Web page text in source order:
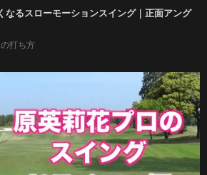
なるスローモーションスイング｜正面アング
打ち方